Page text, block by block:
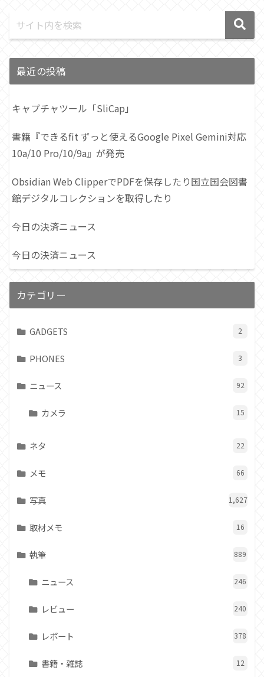
最近の投稿
キャプチャツール「SliCap」
書籍『できるfit ずっと使えるGoogle Pixel Gemini対応
10a/10 Pro/10/9a』が発売
Obsidian Web ClipperでPDFを保存したり国立国会図書
館デジタルコレクションを取得したり
今日の決済ニュース
今日の決済ニュース
カテゴリー
GADGETS 2
PHONES 3
ニュース 92
カメラ 15
ネタ 22
メモ 66
写真 1,627
取材メモ 16
執筆 889
ニュース 246
レビュー 240
レポート 378
書籍・雑誌 12